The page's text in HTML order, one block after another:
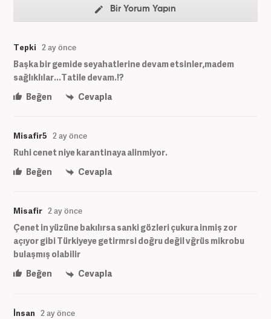
Bir Yorum Yapın
Tepki 2 ay önce
Başka bir gemide seyahatlerine devam etsinler,madem
sağlıklılar...Tatile devam.!?
Beğen
Cevapla
Misafir5 2 ay önce
Ruhi cenet niye karantinaya alinmiyor.
Beğen
Cevapla
Misafir 2 ay önce
Çenet in yüzüne bakılırsa sanki gözleri çukura inmiş zor
açıyor gibi Türkiyeye getirmrsi doğru değil vğrüs mikrobu
bulaşmış olabilir
Beğen
Cevapla
İnsan 2 ay önce